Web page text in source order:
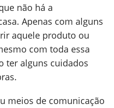
não há a
Apenas com alguns
aquele produto ou
com toda essa
ter alguns cuidados
meios de comunicação